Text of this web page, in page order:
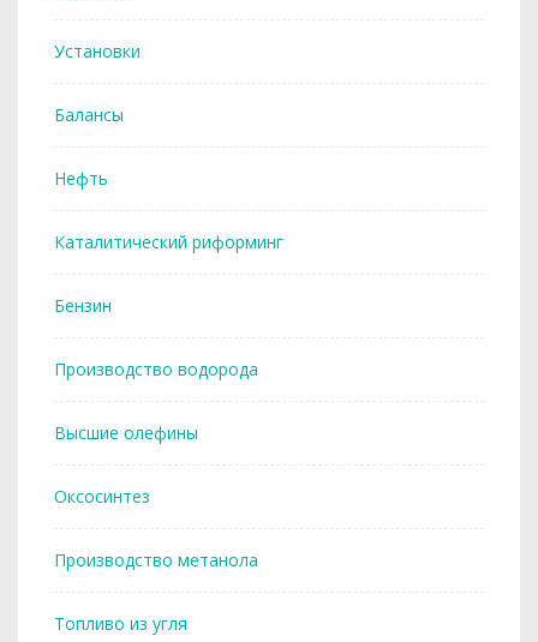
Установки
Балансы
Нефть
Каталитический риформинг
Бензин
Производство водорода
Высшие олефины
Оксосинтез
Производство метанола
Топливо из угля